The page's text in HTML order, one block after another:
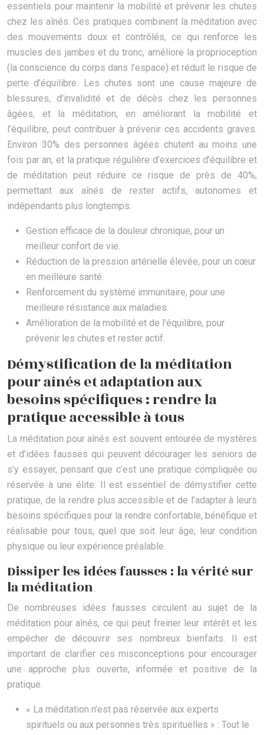
essentiels pour maintenir la mobilité et prévenir les chutes
chez les aînés. Ces pratiques combinent la méditation avec
des mouvements doux et contrôlés, ce qui renforce les
muscles des jambes et du tronc, améliore la proprioception
(la conscience du corps dans l’espace) et réduit le risque de
perte d’équilibre. Les chutes sont une cause majeure de
blessures, d’invalidité et de décès chez les personnes
âgées, et la méditation, en améliorant la mobilité et
l’équilibre, peut contribuer à prévenir ces accidents graves.
Environ 30% des personnes âgées chutent au moins une
fois par an, et la pratique régulière d’exercices d’équilibre et
de méditation peut réduire ce risque de près de 40%,
permettant aux aînés de rester actifs, autonomes et
indépendants plus longtemps.
Gestion efficace de la douleur chronique, pour un
meilleur confort de vie.
Réduction de la pression artérielle élevée, pour un cœur
en meilleure santé.
Renforcement du système immunitaire, pour une
meilleure résistance aux maladies.
Amélioration de la mobilité et de l’équilibre, pour
prévenir les chutes et rester actif.
Démystification de la méditation
pour aînés et adaptation aux
besoins spécifiques : rendre la
pratique accessible à tous
La méditation pour aînés est souvent entourée de mystères
et d’idées fausses qui peuvent décourager les seniors de
s’y essayer, pensant que c’est une pratique compliquée ou
réservée à une élite. Il est essentiel de démystifier cette
pratique, de la rendre plus accessible et de l’adapter à leurs
besoins spécifiques pour la rendre confortable, bénéfique et
réalisable pour tous, quel que soit leur âge, leur condition
physique ou leur expérience préalable.
Dissiper les idées fausses : la vérité sur
la méditation
De nombreuses idées fausses circulent au sujet de la
méditation pour aînés, ce qui peut freiner leur intérêt et les
empêcher de découvrir ses nombreux bienfaits. Il est
important de clarifier ces misconceptions pour encourager
une approche plus ouverte, informée et positive de la
pratique.
« La méditation n’est pas réservée aux experts
spirituels ou aux personnes très spirituelles » : Tout le